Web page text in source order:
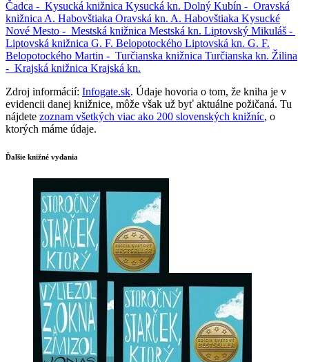
Čadca - Kysucká knižnica Kysucká kn. Dolný Kubín - Oravská
knižnica A. Habovštiaka Oravská kn. A. Habovštiaka Kysucké
Nové Mesto - Mestská knižnica Mestská kn. Liptovský Mikuláš -
Liptovská knižnica G. F. Belopotockého Liptovská kn. G. F.
Belopotockého Martin - Turčianska knižnica Turčianska kn. Žilina
- Krajská knižnica Krajská kn.
Zdroj informácií: Infogate.sk. Údaje hovoria o tom, že kniha je v
evidencii danej knižnice, môže však už byť aktuálne požičaná. Tu
nájdete zoznam všetkých viac ako 200 slovenských knižníc, o
ktorých máme údaje.
Ďalšie knižné vydania